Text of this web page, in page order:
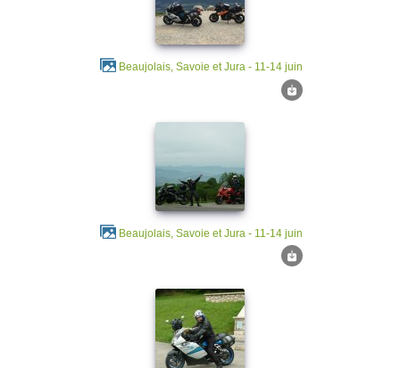
Beaujolais, Savoie et Jura - 11-14 juin
Beaujolais, Savoie et Jura - 11-14 juin